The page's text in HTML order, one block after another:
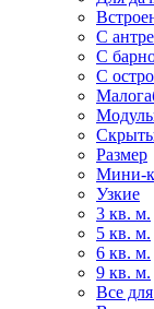
С
С
С
Размер
Мини-
Узкие
3 кв. м.
5 кв. м.
6 кв. м.
9 кв. м.
Все